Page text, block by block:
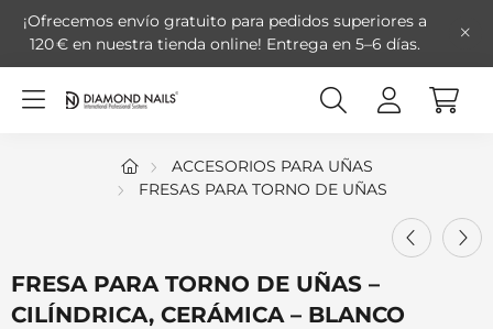
¡Ofrecemos envío gratuito para pedidos superiores a
120 € en nuestra tienda online! Entrega en 5–6 días.
ACCESORIOS PARA UÑAS
FRESAS PARA TORNO DE UÑAS
FRESA PARA TORNO DE UÑAS –
CILÍNDRICA, CERÁMICA – BLANCO